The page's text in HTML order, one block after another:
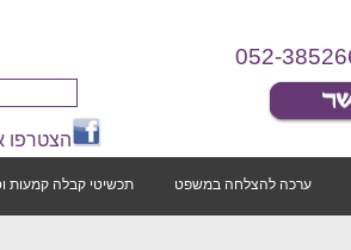
הצטרפו
ערכה להצלחה במשפט תכשיטי קבלה קמעות